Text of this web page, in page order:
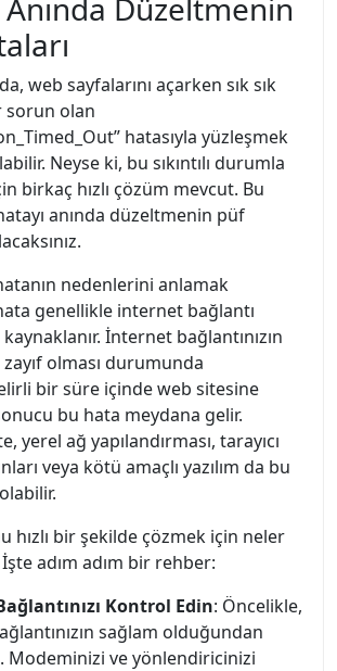
Anında Düzeltmenin
web sayfalarını açarken sık sık
sorun olan
hatasıyla yüzleşmek
Neyse ki, bu sıkıntılı durumla
birkaç hızlı çözüm mevcut. Bu
anında düzeltmenin püf
nedenlerini anlamak
genellikle internet bağlantı
İnternet bağlantınızın
olması durumunda
bir süre içinde web sitesine
bu hata meydana gelir.
yerel ağ yapılandırması, tarayıcı
veya kötü amaçlı yazılım da bu
hızlı bir şekilde çözmek için neler
adım adım bir rehber:
Kontrol Edin: Öncelikle,
sağlam olduğundan
Modeminizi ve yönlendiricinizi